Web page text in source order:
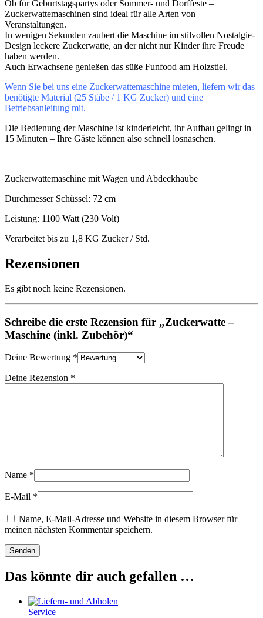
Ob für Geburtstagspartys oder Sommer- und Dorffeste –
Zuckerwattemaschinen sind ideal für alle Arten von
Veranstaltungen.
In wenigen Sekunden zaubert die Maschine im stilvollen Nostalgie-
Design leckere Zuckerwatte, an der nicht nur Kinder ihre Freude
haben werden.
Auch Erwachsene genießen das süße Funfood am Holzstiel.
Wenn Sie bei uns eine Zuckerwattemaschine mieten, liefern wir das
benötigte Material (25 Stäbe / 1 KG Zucker) und eine
Betriebsanleitung mit.
Die Bedienung der Maschine ist kinderleicht, ihr Aufbau gelingt in
15 Minuten – Ihre Gäste können also schnell losnaschen.
Zuckerwattemaschine mit Wagen und Abdeckhaube
Durchmesser Schüssel: 72 cm
Leistung: 1100 Watt (230 Volt)
Verarbeitet bis zu 1,8 KG Zucker / Std.
Rezensionen
Es gibt noch keine Rezensionen.
Schreibe die erste Rezension für „Zuckerwatte –
Maschine (inkl. Zubehör)“
Deine Bewertung *
Deine Rezension *
Name *
E-Mail *
Name, E-Mail-Adresse und Website in diesem Browser für
meinen nächsten Kommentar speichern.
Das könnte dir auch gefallen …
Service